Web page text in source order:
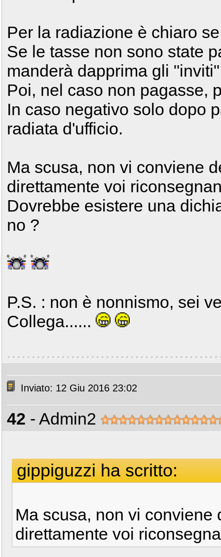
Per la radiazione è chiaro
Se le tasse non sono state
manderà dapprima gli
Poi, nel caso non pagasse,
In caso negativo solo dopo
radiata d'ufficio.
Ma scusa, non vi conviene
direttamente voi
Dovrebbe esistere una
no ?
P.S. : non è nonnismo, sei
Collega......
Inviato: 12 Giu 2016 23:02
42 - Admin2
gippiguzzi ha scritto:
Ma scusa, non vi conviene
direttamente voi